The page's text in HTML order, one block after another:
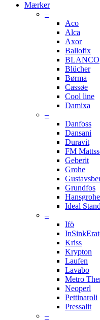
Mærker
–
Aco
Alca
Axor
Ballofix
BLANCO
Blücher
Børma
Cassøe
Cool line
Damixa
–
Danfoss
Dansani
Duravit
FM
Geberit
Grohe
Grundfos
Hansgrohe
Ideal
–
Ifö
Kriss
Krypton
Laufen
Lavabo
Metro
Neoperl
Pettinaroli
Pressalit
–